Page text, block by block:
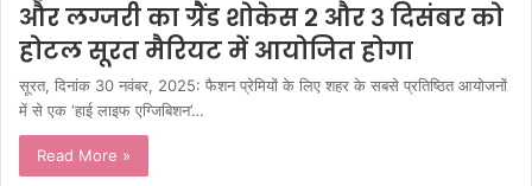
और लग्जरी का ग्रैंड शोकेस २ और ३ दिसंबर को
होटल सूरत मैरियट में आयोजित होगा
सूरत, दिनांक 30 नवंबर, 2025: फैशन प्रेमियों के लिए शहर के सबसे प्रतिष्ठित आयोजनों
में से एक ‘हाई लाइफ एग्जिबिशन’…
Read More »